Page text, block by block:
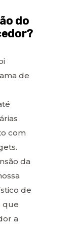
do
de
com
da
de
que
a